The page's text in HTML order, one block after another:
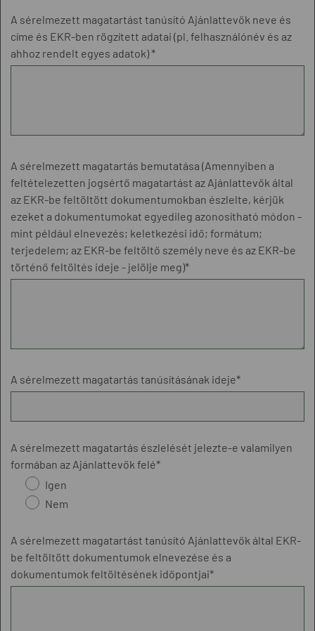
A sérelmezett magatartást tanúsító Ajánlattevők neve és
címe és EKR-ben rögzített adatai (pl. felhasználónév és az
ahhoz rendelt egyes adatok) *
A sérelmezett magatartás bemutatása (Amennyiben a
feltételezetten jogsértő magatartást az Ajánlattevők által
az EKR-be feltöltött dokumentumokban észlelte, kérjük
ezeket a dokumentumokat egyedileg azonosítható módon -
mint például elnevezés; keletkezési idő; formátum;
terjedelem; az EKR-be feltöltő személy neve és az EKR-be
történő feltöltés ideje - jelölje meg)*
A sérelmezett magatartás tanúsításának ideje*
A sérelmezett magatartás észlelését jelezte-e valamilyen
formában az Ajánlattevők felé*
Igen
Nem
A sérelmezett magatartást tanúsító Ajánlattevők által EKR-
be feltöltött dokumentumok elnevezése és a
dokumentumok feltöltésének időpontjai*